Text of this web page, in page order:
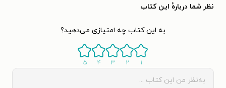
نظر شما دربارهٔ این کتاب
به این کتاب چه امتیازی می‌دهید؟
۱ ۲ ۳ ۴ ۵